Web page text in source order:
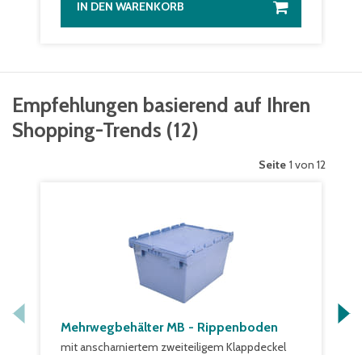
IN DEN WARENKORB
Empfehlungen basierend auf Ihren
Shopping-Trends (12)
Seite 1 von 12
Mehrwegbehälter MB - Rippenboden
mit anscharniertem zweiteiligem Klappdeckel